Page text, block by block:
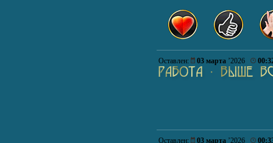
Оставлен: 03 марта ’2026
Оставлен: 03 марта ’2026